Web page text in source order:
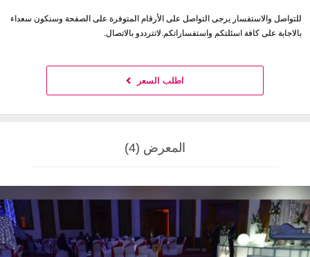
للتواصل والاستفسار يرجى التواصل على الأرقام المتوفرة على الصفحة وسنكون سعداء
بالاجابة على كافة اسئلتكم واستفساراتكم.لاتترددو بالاتصال.
اطلب السعر
المعرض (4)